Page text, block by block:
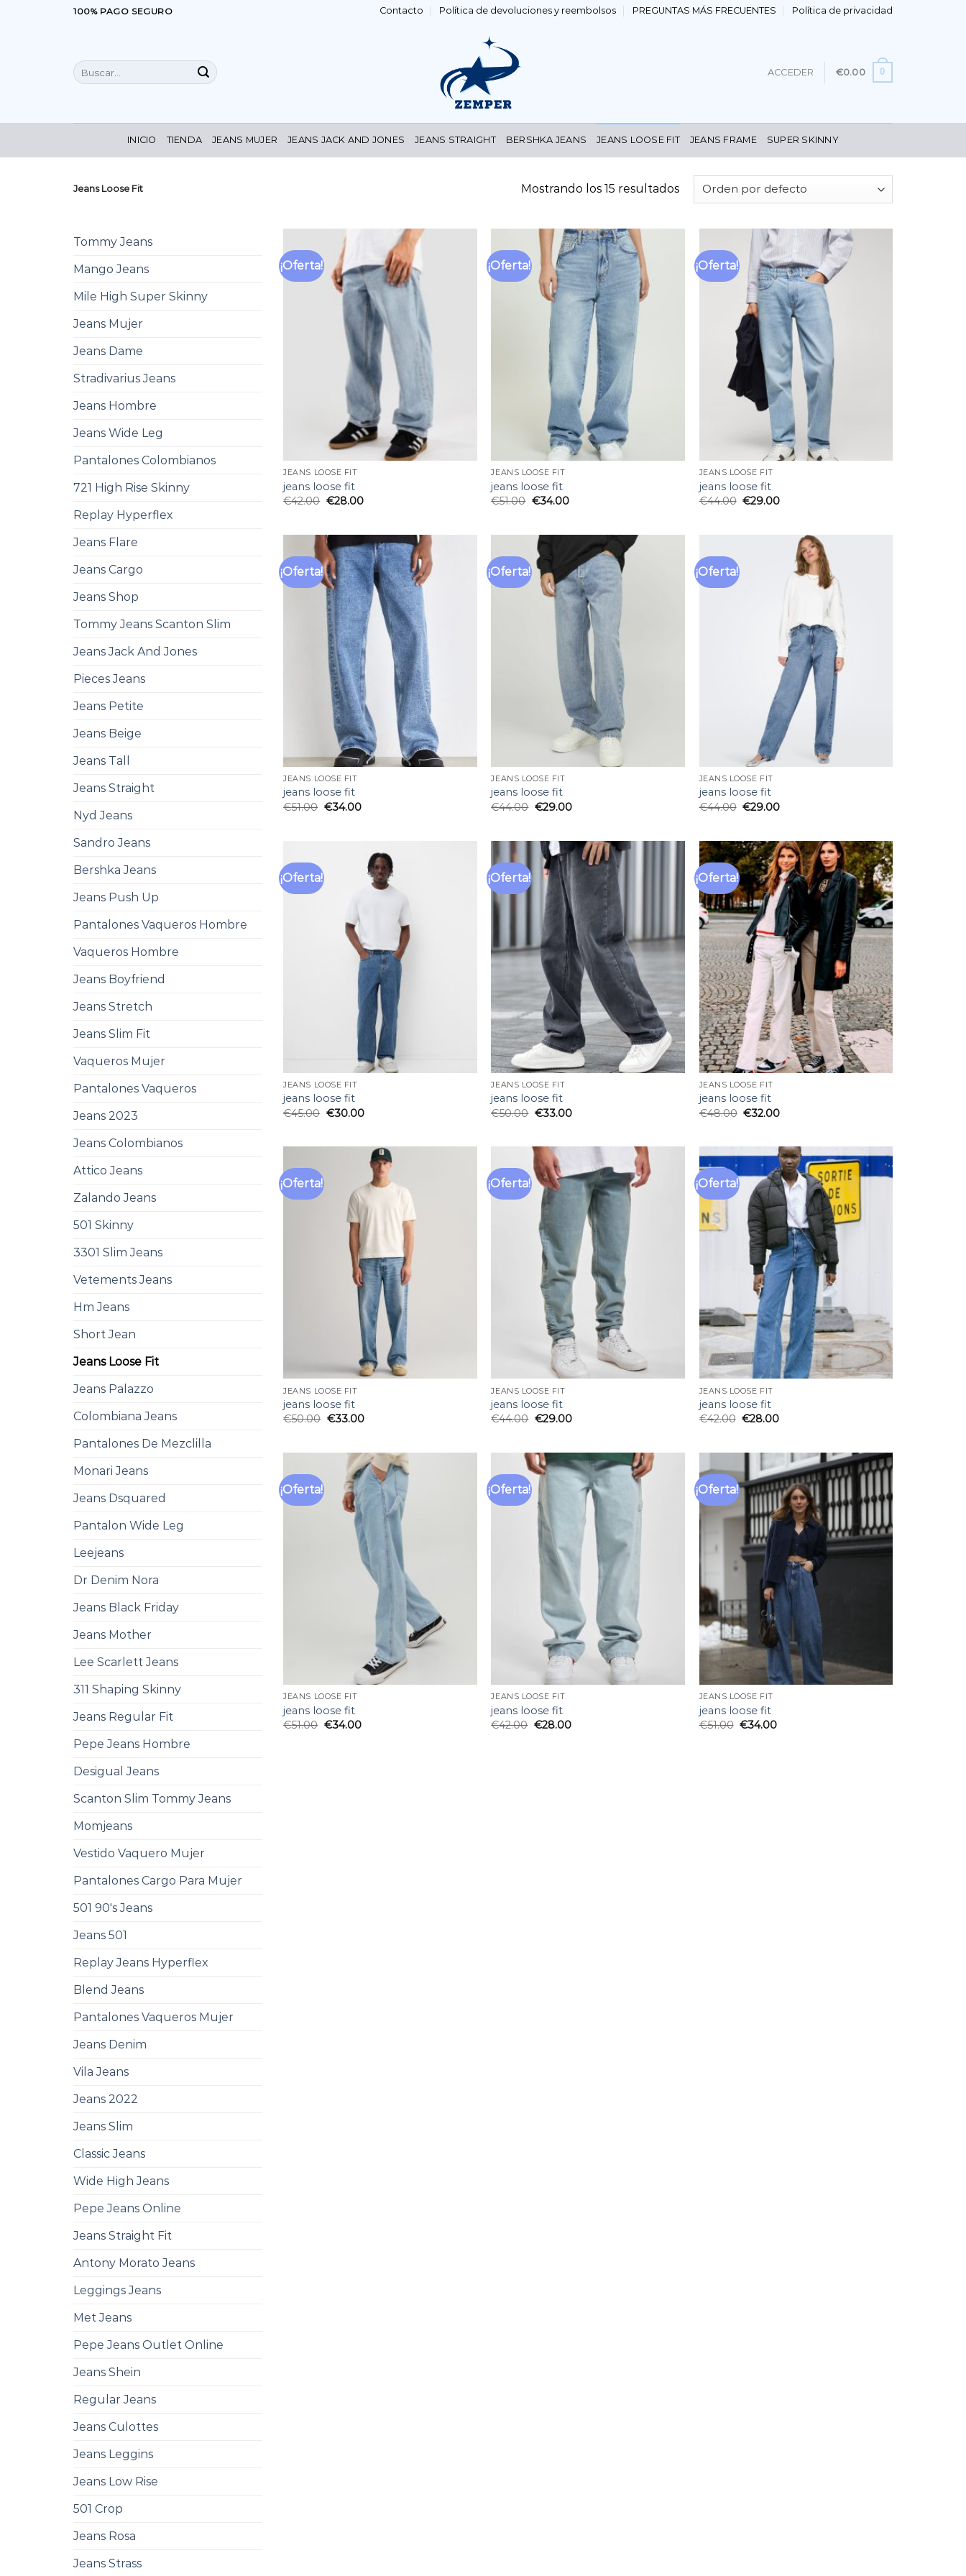
100% PAGO SEGURO Contacto Política de devoluciones y reembolsos PREGUNTAS MÁS FRECUENTES Política de privacidad
Buscar
por:
ACCEDER €0.00 0
INICIO TIENDA JEANS MUJER JEANS JACK AND JONES JEANS STRAIGHT BERSHKA JEANS JEANS LOOSE FIT JEANS FRAME SUPER SKINNY
Jeans Loose Fit Mostrando los 15 resultados
Tommy Jeans
Mango Jeans
Mile High Super Skinny
Jeans Mujer
Jeans Dame
Stradivarius Jeans
Jeans Hombre
Jeans Wide Leg
Pantalones Colombianos
721 High Rise Skinny
Replay Hyperflex
Jeans Flare
Jeans Cargo
Jeans Shop
Tommy Jeans Scanton Slim
Jeans Jack And Jones
Pieces Jeans
Jeans Petite
Jeans Beige
Jeans Tall
Jeans Straight
Nyd Jeans
Sandro Jeans
Bershka Jeans
Jeans Push Up
Pantalones Vaqueros Hombre
Vaqueros Hombre
Jeans Boyfriend
Jeans Stretch
Jeans Slim Fit
Vaqueros Mujer
Pantalones Vaqueros
Jeans 2023
Jeans Colombianos
Attico Jeans
Zalando Jeans
501 Skinny
3301 Slim Jeans
Vetements Jeans
Hm Jeans
Short Jean
Jeans Loose Fit
Jeans Palazzo
Colombiana Jeans
Pantalones De Mezclilla
Monari Jeans
Jeans Dsquared
Pantalon Wide Leg
Leejeans
Dr Denim Nora
Jeans Black Friday
Jeans Mother
Lee Scarlett Jeans
311 Shaping Skinny
Jeans Regular Fit
Pepe Jeans Hombre
Desigual Jeans
Scanton Slim Tommy Jeans
Momjeans
Vestido Vaquero Mujer
Pantalones Cargo Para Mujer
501 90's Jeans
Jeans 501
Replay Jeans Hyperflex
Blend Jeans
Pantalones Vaqueros Mujer
Jeans Denim
Vila Jeans
Jeans 2022
Jeans Slim
Classic Jeans
Wide High Jeans
Pepe Jeans Online
Jeans Straight Fit
Antony Morato Jeans
Leggings Jeans
Met Jeans
Pepe Jeans Outlet Online
Jeans Shein
Regular Jeans
Jeans Culottes
Jeans Leggins
Jeans Low Rise
501 Crop
Jeans Rosa
Jeans Strass
¡Oferta!
JEANS LOOSE FIT
jeans loose fit
€42.00 €28.00
¡Oferta!
Añadir
JEANS LOOSE FIT
jeans loose fit
€51.00 €34.00
¡Oferta!
JEANS LOOSE FIT
jeans loose fit
€44.00 €29.00
¡Oferta!
JEANS LOOSE FIT
jeans loose fit
€51.00 €34.00
¡Oferta!
JEANS LOOSE FIT
jeans loose fit
€44.00 €29.00
¡Oferta!
JEANS LOOSE FIT
jeans loose fit
€44.00 €29.00
¡Oferta!
JEANS LOOSE FIT
jeans loose fit
€45.00 €30.00
¡Oferta!
JEANS LOOSE FIT
jeans loose fit
€50.00 €33.00
¡Oferta!
Añadir
a la
lista
de
deseos
JEANS LOOSE FIT
jeans loose fit
€48.00 €32.00
¡Oferta!
JEANS LOOSE FIT
jeans loose fit
€50.00 €33.00
¡Oferta!
Añadir
JEANS LOOSE FIT
jeans loose fit
€44.00 €29.00
¡Oferta!
lista
JEANS LOOSE FIT
jeans loose fit
€42.00 €28.00
¡Oferta!
JEANS LOOSE FIT
jeans loose fit
€51.00 €34.00
¡Oferta!
JEANS LOOSE FIT
jeans loose fit
€42.00 €28.00
¡Oferta!
Añadir
a la
de
deseos
JEANS LOOSE FIT
jeans loose fit
€51.00 €34.00